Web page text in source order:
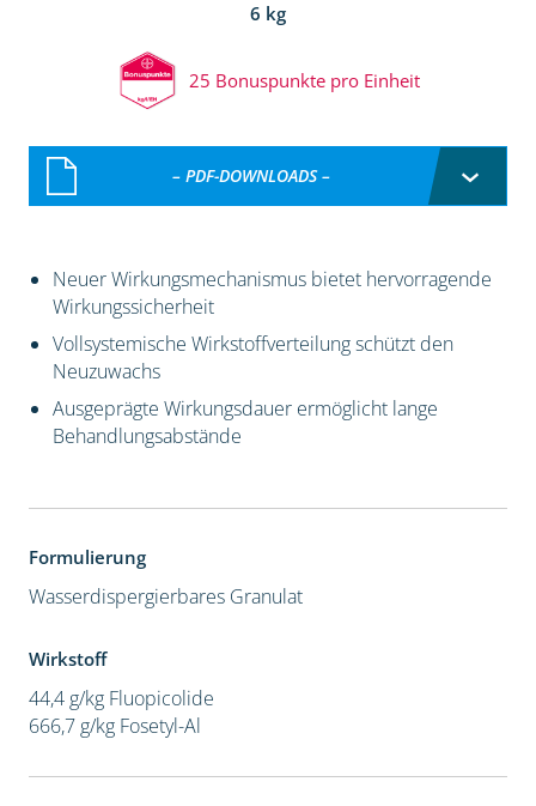
6 kg
25 Bonuspunkte pro Einheit
– PDF-DOWNLOADS –
Neuer Wirkungsmechanismus bietet hervorragende
Wirkungssicherheit
Vollsystemische Wirkstoffverteilung schützt den
Neuzuwachs
Ausgeprägte Wirkungsdauer ermöglicht lange
Behandlungsabstände
Formulierung
Wasserdispergierbares Granulat
Wirkstoff
44,4 g/kg Fluopicolide
666,7 g/kg Fosetyl-Al